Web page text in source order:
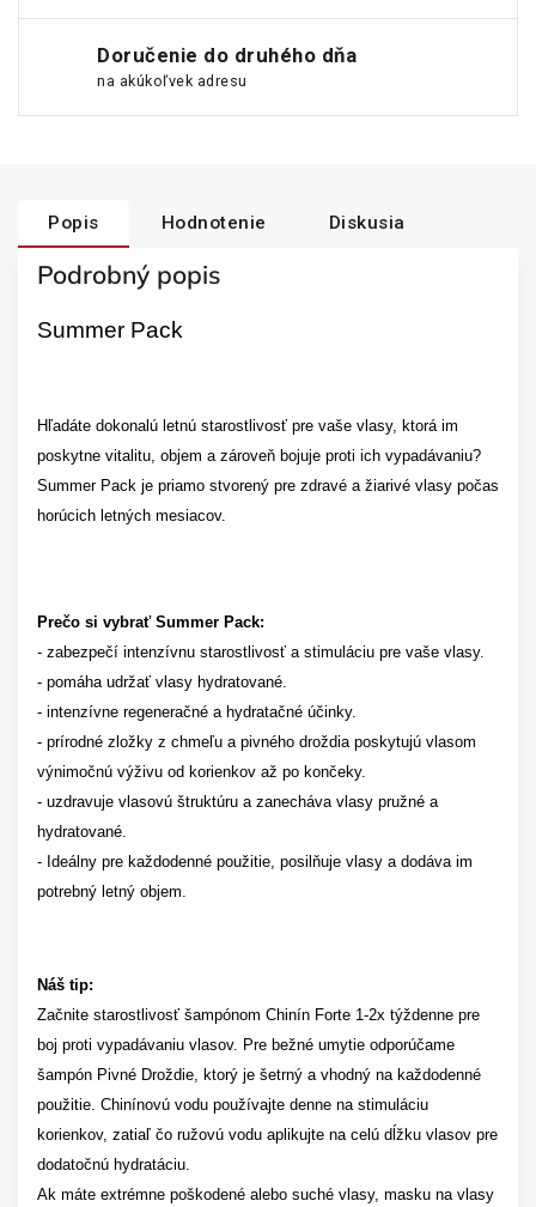
Doručenie do druhého dňa
na akúkoľvek adresu
Popis Hodnotenie Diskusia
Podrobný popis
Summer Pack
Hľadáte dokonalú letnú starostlivosť pre vaše vlasy, ktorá im
poskytne vitalitu, objem a zároveň bojuje proti ich vypadávaniu?
Summer Pack je priamo stvorený pre zdravé a žiarivé vlasy počas
horúcich letných mesiacov.
Prečo si vybrať Summer Pack:
- zabezpečí intenzívnu starostlivosť a stimuláciu pre vaše vlasy.
- pomáha udržať vlasy hydratované.
- intenzívne regeneračné a hydratačné účinky.
- prírodné zložky z chmeľu a pivného droždia poskytujú vlasom
výnimočnú výživu od korienkov až po končeky.
- uzdravuje vlasovú štruktúru a zanecháva vlasy pružné a
hydratované.
- Ideálny pre každodenné použitie, posilňuje vlasy a dodáva im
potrebný letný objem.
Náš tip:
Začnite starostlivosť šampónom Chinín Forte 1-2x týždenne pre
boj proti vypadávaniu vlasov. Pre bežné umytie odporúčame
šampón Pivné Droždie, ktorý je šetrný a vhodný na každodenné
použitie. Chinínovú vodu používajte denne na stimuláciu
korienkov, zatiaľ čo ružovú vodu aplikujte na celú dĺžku vlasov pre
dodatočnú hydratáciu.
Ak máte extrémne poškodené alebo suché vlasy, masku na vlasy